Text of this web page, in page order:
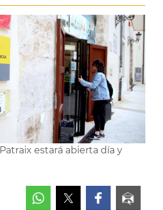
estará abierta día y